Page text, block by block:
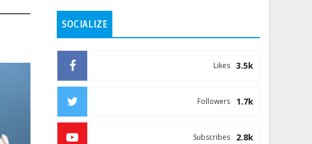
SOCIALIZE
3.5k
Likes
1.7k
Followers
2.8k
Subscribes